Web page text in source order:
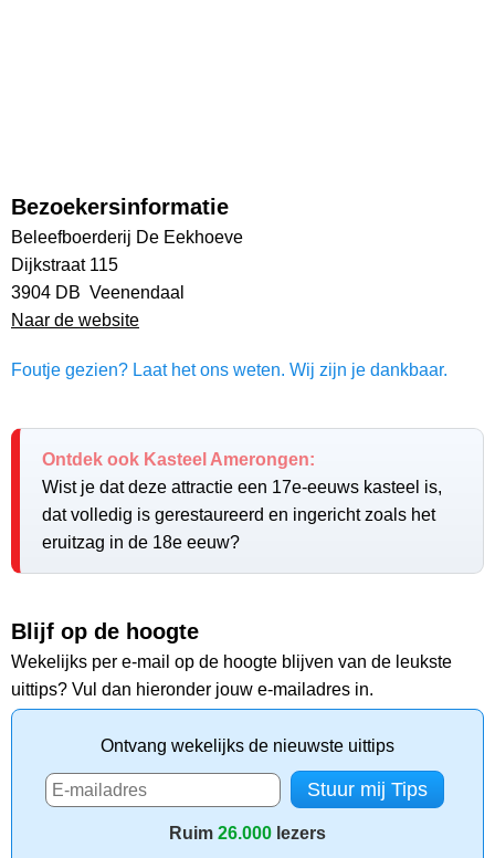
Bezoekersinformatie
Beleefboerderij De Eekhoeve
Dijkstraat 115
3904 DB Veenendaal
Naar de website
Foutje gezien? Laat het ons weten. Wij zijn je dankbaar.
Ontdek ook Kasteel Amerongen:
Wist je dat deze attractie een 17e-eeuws kasteel is,
dat volledig is gerestaureerd en ingericht zoals het
eruitzag in de 18e eeuw?
Blijf op de hoogte
Wekelijks per e-mail op de hoogte blijven van de leukste
uittips? Vul dan hieronder jouw e-mailadres in.
Ontvang wekelijks de nieuwste uittips
Ruim 26.000 lezers